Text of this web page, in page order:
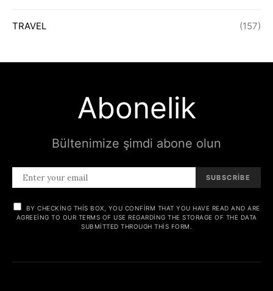
TRAVEL (157)
Abonelik
Bültenimize şimdi abone olun
SUBSCRIBE
BY CHECKING THIS BOX, YOU CONFIRM THAT YOU HAVE READ AND ARE
AGREEING TO OUR TERMS OF USE REGARDING THE STORAGE OF THE DATA
SUBMITTED THROUGH THIS FORM.